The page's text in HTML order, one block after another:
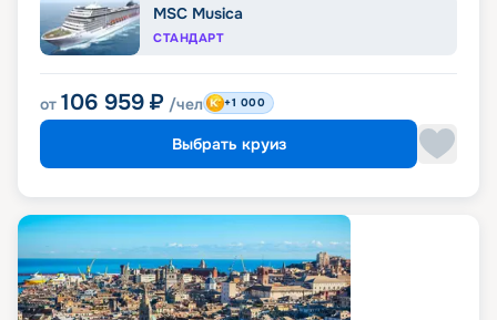
MSC Musica
СТАНДАРТ
от 106 959 ₽ /чел +1 000
Выбрать круиз